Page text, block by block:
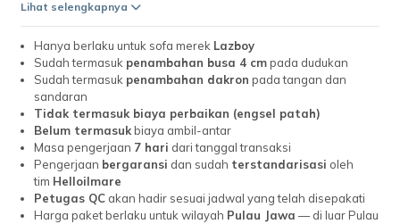
Lihat selengkapnya
Hanya berlaku untuk sofa merek Lazboy
Sudah termasuk penambahan busa 4 cmpada dudukan
Sudah termasuk penambahan dakron pada tangan dan
sandaran
Tidak termasuk biaya perbaikan (engsel patah)
Belum termasuk biaya ambil-antar
Masa pengerjaan 7 hari dari tanggal transaksi
Pengerjaan bergaransi dan sudah terstandarisasi oleh
tim Helloilmare
Petugas QC akan hadir sesuai jadwal yang telah disepakati
Harga paket berlaku untuk wilayah Pulau Jawa — di luar Pulau